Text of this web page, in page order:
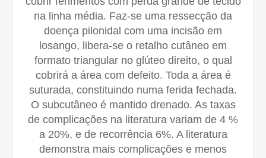
na linha média. Faz-se uma ressecção da
doença pilonidal com uma incisão em
losango, libera-se o retalho cutâneo em
formato triangular no glúteo direito, o qual
cobrirá a área com defeito. Toda a área é
suturada, constituindo numa ferida fechada.
O subcutâneo é mantido drenado. As taxas
de complicações na literatura variam de 4 %
a 20%, e de recorrência 6%. A literatura
demonstra mais complicações e menos